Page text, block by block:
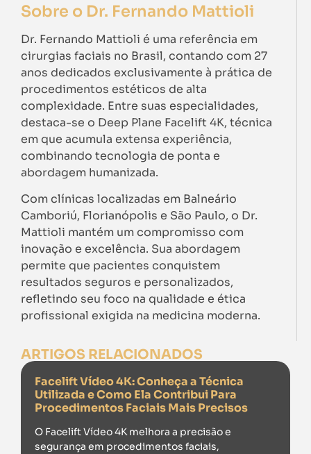
Sobre o Dr. Fernando Mattioli
Dr. Fernando Mattioli é uma referência em
cirurgias faciais no Brasil, contando com 27
anos dedicados exclusivamente à prática de
procedimentos estéticos de alta
complexidade. Entre suas especialidades,
destaca-se o Deep Plane Facelift 4K, técnica
em que acumula extensa experiência,
combinando tecnologia de ponta e
abordagem humanizada.
Com clínicas localizadas em Balneário
Camboriú, Florianópolis e São Paulo, o Dr.
Mattioli mantém um compromisso com
inovação e excelência. Sua abordagem
permite que pacientes conquistem
resultados seguros e personalizados,
refletindo seu foco na qualidade e ética
profissional exigida na medicina moderna.
ARTIGOS RELACIONADOS
Facelift Vídeo 4K: Conheça a Técnica
Utilizada e Como Ela Contribui Para
Procedimentos Faciais Mais Precisos
O Facelift Vídeo 4K melhora a precisão e
segurança em procedimentos faciais,